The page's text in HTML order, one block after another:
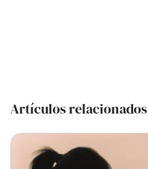
Artículos relacionados